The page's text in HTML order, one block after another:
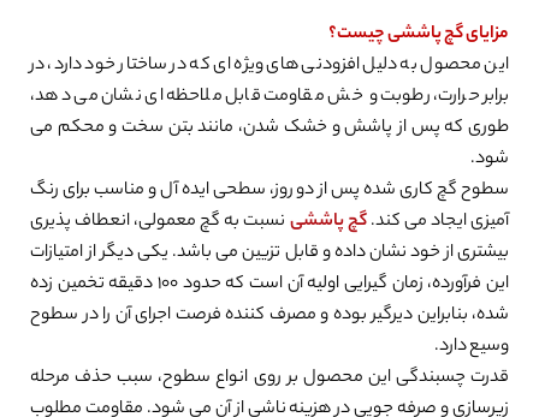
مزایای گچ پاششی چیست؟
این محصول به دلیل افزودنی های ویژه ای که در ساختار خود دارد، در
برابر حرارت، رطوبت و خش مقاومت قابل ملاحظه ای نشان می دهد،
طوری که پس از پاشش و خشک شدن، مانند بتن سخت و محکم می
شود.
سطوح گچ کاری شده پس از دو روز، سطحی ایده آل و مناسب برای رنگ
آمیزی ایجاد می کند.گچ پاششی نسبت به گچ معمولی، انعطاف پذیری
بیشتری از خود نشان داده و قابل تزیین می باشد. یکی دیگر از امتیازات
این فرآورده، زمان گیرایی اولیه آن است که حدود 100 دقیقه تخمین زده
شده، بنابراین دیرگیر بوده و مصرف کننده فرصت اجرای آن را در سطوح
وسیع دارد.
قدرت چسبندگی این محصول بر روی انواع سطوح، سبب حذف مرحله
زیرسازی و صرفه جویی در هزینه ناشی از آن می شود. مقاومت مطلوب